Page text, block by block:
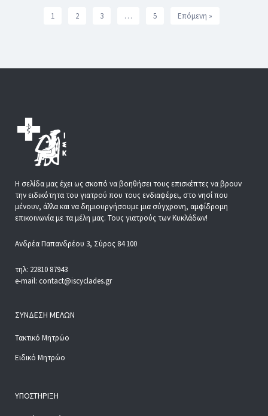
1 2 3 … 5 Επόμενη »
Η σελίδα μας έχει ως σκοπό να βοηθήσει τους επισκέπτες να βρουν
την ειδικότητα του γιατρού που τους ενδιαφέρει, στο νησί που
μένουν, άλλα και να δημιουργήσουμε μια σύγχρονη, αμφίδρομη
επικοινωνία με τα μέλη μας. Τους γιατρούς των Κυκλάδων!
Ανδρέα Παπανδρέου 3, Σύρος 84 100
τηλ: 22810 87943
e-mail: contact@iscyclades.gr
ΣΎΝΔΕΣΗ ΜΕΛΏΝ
Τακτικό Μητρώο
Ειδικό Μητρώο
ΥΠΟΣΤΉΡΙΞΗ